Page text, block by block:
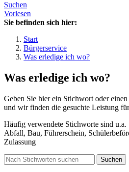
Suchen
Vorlesen
Sie befinden sich hier:
Start
Bürgerservice
Was erledige ich wo?
Was erledige ich wo?
Geben Sie hier ein Stichwort oder
und wir finden die gesuchte Leistung
Häufig verwendete Stichworte sind u.a.
Abfall, Bau, Führerschein,
Zulassung
Suchen